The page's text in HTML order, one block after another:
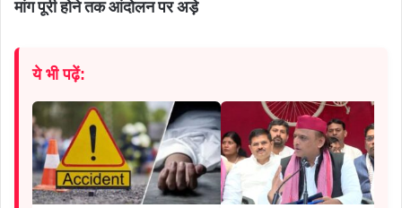
मांग पूरी होने तक आंदोलन पर अड़े
ये भी पढ़ें: